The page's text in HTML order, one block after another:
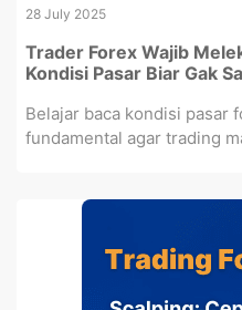
28 July 2025
Trader Forex Wajib
Kondisi Pasar Biar Gak
Belajar baca kondisi pasar
fundamental agar trading